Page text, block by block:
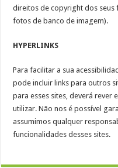
direitos de copyright dos
fotos de banco de imagem).
HYPERLINKS
Para facilitar a sua
pode incluir links para outros
para esses sites, deverá rever
utilizar. Não nos é possível
assumimos qualquer
funcionalidades desses sites.